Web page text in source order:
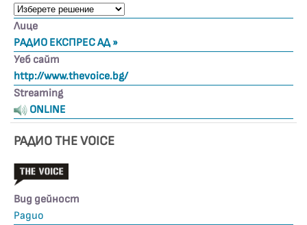
Лице
РАДИО ЕКСПРЕС АД »
Уеб сайт
http://www.thevoice.bg/
Streaming
ONLINE
РАДИО THE VOICE
Вид дейност
Радио